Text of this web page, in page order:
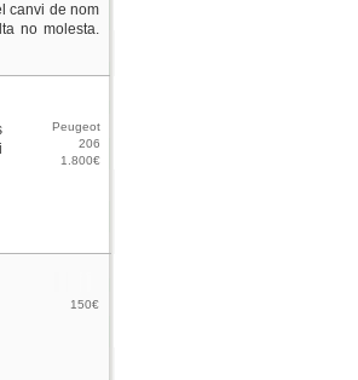
canvi de nom
no molesta.
Peugeot
206
1.800€
150€